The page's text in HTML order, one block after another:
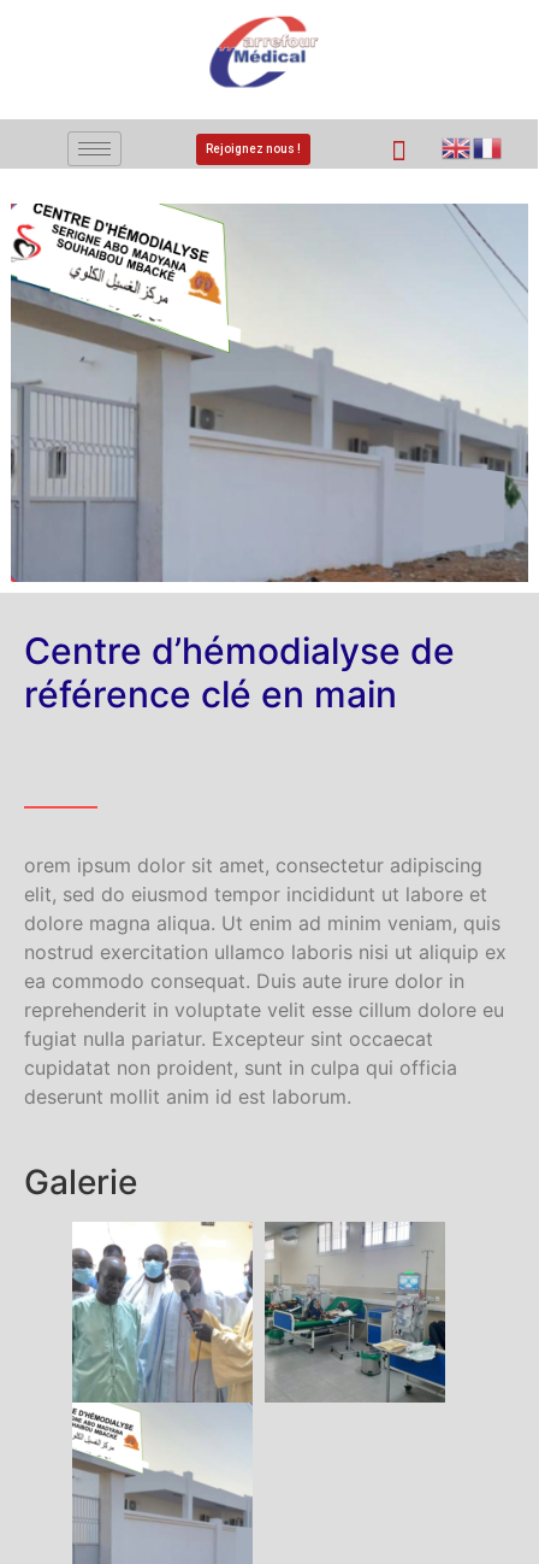
Rejoignez nous !
Centre d’hémodialyse de
référence clé en main
orem ipsum dolor sit amet, consectetur adipiscing
elit, sed do eiusmod tempor incididunt ut labore et
dolore magna aliqua. Ut enim ad minim veniam, quis
nostrud exercitation ullamco laboris nisi ut aliquip ex
ea commodo consequat. Duis aute irure dolor in
reprehenderit in voluptate velit esse cillum dolore eu
fugiat nulla pariatur. Excepteur sint occaecat
cupidatat non proident, sunt in culpa qui officia
deserunt mollit anim id est laborum.
Galerie